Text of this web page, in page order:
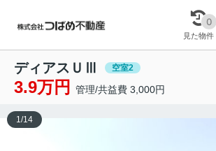
0
見た物件
ディアスＵⅢ 空室2
3.9万円 管理/共益費 3,000円
1 /14